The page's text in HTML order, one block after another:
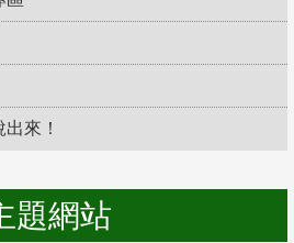
來！
題網站